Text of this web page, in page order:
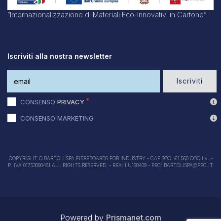
“Internazionalizzazione di Materiali Eco-Innovativi in Cartone”
Iscriviti alla nostra newsletter
Iscriviti
CONSENSO PRIVACY
CONSENSO MARKETING
COPYRIGHT O BARTOLI SPA FIBREBOARDS FOR INDUSTRY - CAP.SOC. €1.560.OOO I.v. -
P. IVA 01753090461 ALL RIGHTS RESERVED. - REA: LU168409 - PEC: BARTOLISPA@PEC.IT
Powered by Prismanet.com